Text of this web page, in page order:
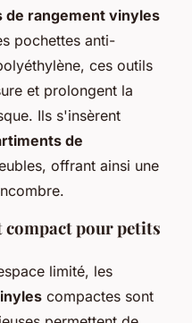
de rangement vinyles
pochettes anti-
ces outils
et prolongent la
Ils s'insèrent
de
offrant ainsi une
compact pour petits
limité, les
compactes sont